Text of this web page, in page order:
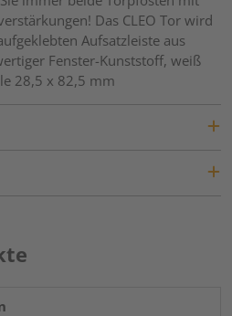
Das CLEO Tor wird
Aufsatzleiste aus
Fenster-Kunststoff, weiß
28,5 x 82,5 mm